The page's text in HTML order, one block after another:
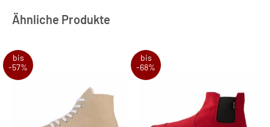
Ähnliche Produkte
bis
-57%
bis
-68%